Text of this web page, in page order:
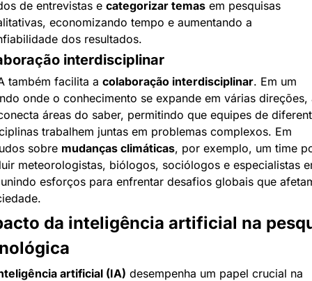
de entrevistas e categorizar temas em pesquisas
economizando tempo e aumentando a
dos resultados.
interdisciplinar
também facilita a colaboração interdisciplinar. Em um
onde o conhecimento se expande em várias direções,
áreas do saber, permitindo que equipes de
trabalhem juntas em problemas complexos. Em
sobre mudanças climáticas, por exemplo, um time
meteorologistas, biólogos, sociólogos e especialistas
esforços para enfrentar desafios globais que
da inteligência artificial na
artificial (IA) desempenha um papel crucial na